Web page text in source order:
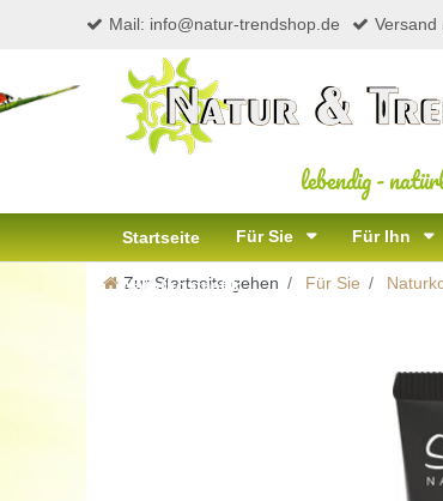
Mail: info@natur-trendshop.de Versand
lebendig-
Startseite Für Sie Für Ihn
Naturkosmetik
Zur Startseite gehen Für Sie